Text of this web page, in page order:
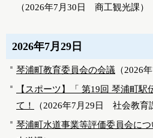
（2026年7月30日 商工観光課）
2026年7月29日
琴浦町教育委員会の会議 （2026
【スポーツ】「 第19回 琴浦町
て！
（2026年7月29日 社会教育
琴浦町水道事業等評価委員会につ